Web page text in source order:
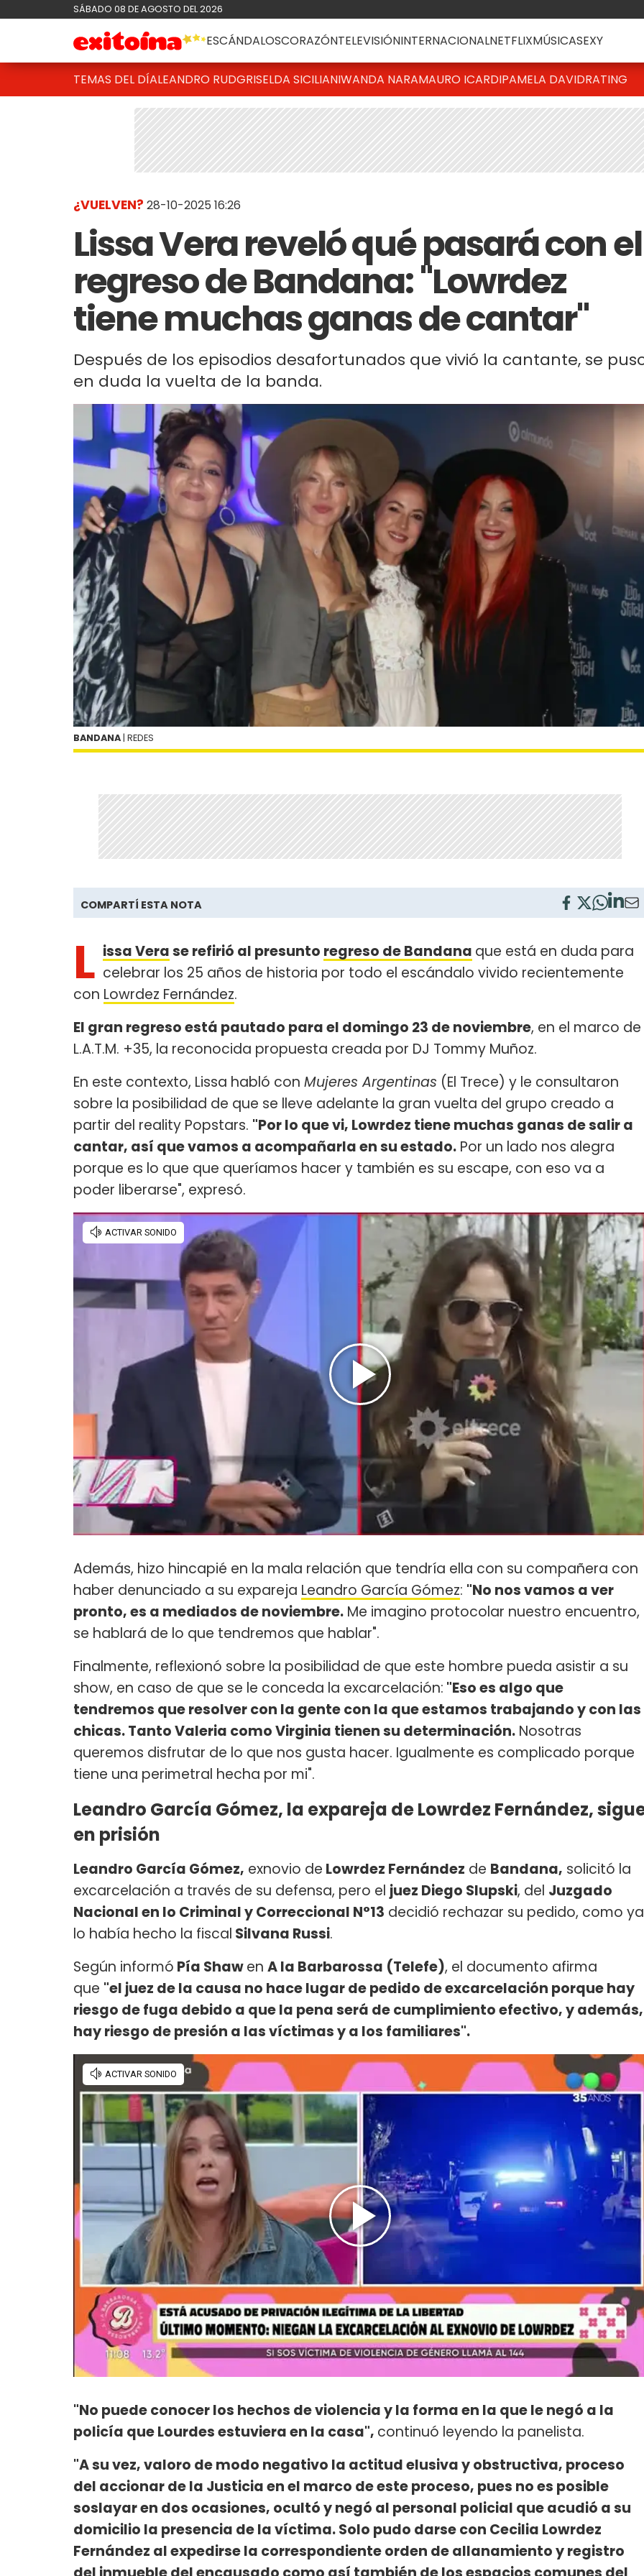
SÁBADO 08 DE AGOSTO DEL 2026
ESCÁNDALOSCORAZÓNTELEVISIÓNINTERNACIONALNETFLIXMÚSICASEXY
TEMAS DEL DÍALEANDRO RUDGRISELDA SICILIANIWANDA NARAMAURO ICARDIPAMELA DAVIDRATING
¿VUELVEN? 28-10-2025 16:26
Lissa Vera reveló qué pasará con el
regreso de Bandana: "Lowrdez
tiene muchas ganas de cantar"
Después de los episodios desafortunados que vivió la cantante, se
en duda la vuelta de la banda.
BANDANA | REDES
COMPARTÍ ESTA NOTA
L issa Verase refirió al presunto regreso de Bandana que está en duda para
celebrar los 25 años de historia por todo el escándalo vivido recientemente
con Lowrdez Fernández.
El gran regreso está pautado para el domingo 23 de noviembre, en el marco de
L.A.T.M. +35, la reconocida propuesta creada por DJ Tommy Muñoz.
En este contexto, Lissa habló con Mujeres Argentinas (El Trece) y le consultaron
sobre la posibilidad de que se lleve adelante la gran vuelta del grupo creado a
partir del reality Popstars. "Por lo que vi, Lowrdez tiene muchas ganas de salir a
cantar, así que vamos a acompañarla en su estado. Por un lado nos alegra
porque es lo que que queríamos hacer y también es su escape, con eso va a
poder liberarse", expresó.
Además, hizo hincapié en la mala relación que tendría ella con su compañera con
haber denunciado a su expareja Leandro García Gómez: "No nos vamos a ver
pronto, es a mediados de noviembre. Me imagino protocolar nuestro encuentro,
se hablará de lo que tendremos que hablar".
Finalmente, reflexionó sobre la posibilidad de que este hombre pueda asistir a su
show, en caso de que se le conceda la excarcelación: "Eso es algo que
tendremos que resolver con la gente con la que estamos trabajando y con las
chicas. Tanto Valeria como Virginia tienen su determinación. Nosotras
queremos disfrutar de lo que nos gusta hacer. Igualmente es complicado porque
tiene una perimetral hecha por mi".
Leandro García Gómez, la expareja de Lowrdez Fernández,
en prisión
Leandro García Gómez, exnovio de Lowrdez Fernández de Bandana, solicitó la
excarcelación a través de su defensa, pero el juez Diego Slupski, del Juzgado
Nacional en lo Criminal y Correccional N°13 decidió rechazar su pedido, como ya
lo había hecho la fiscal Silvana Russi.
Según informó Pía Shawen A la Barbarossa (Telefe), el documento afirma
que "el juez de la causa no hace lugar de pedido de excarcelación porque hay
riesgo de fuga debido a que la pena será de cumplimiento efectivo, y además,
hay riesgo de presión a las víctimas y a los familiares".
"No puede conocer los hechos de violencia y la forma en la que le negó a la
policía que Lourdes estuviera en la casa", continuó leyendo la panelista.
"A su vez, valoro de modo negativo la actitud elusiva y obstructiva, proceso
del accionar de la Justicia en el marco de este proceso, pues no es posible
soslayar en dos ocasiones, ocultó y negó al personal policial que acudió a su
domicilio la presencia de la víctima. Solo pudo darse con Cecilia Lowrdez
Fernández al expedirse la correspondiente orden de allanamiento y registro